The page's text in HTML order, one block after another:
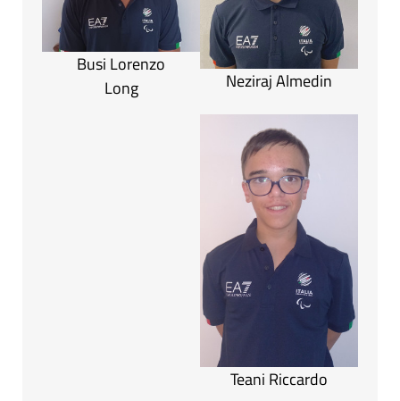
Busi Lorenzo
Long
Neziraj Almedin
Teani Riccardo